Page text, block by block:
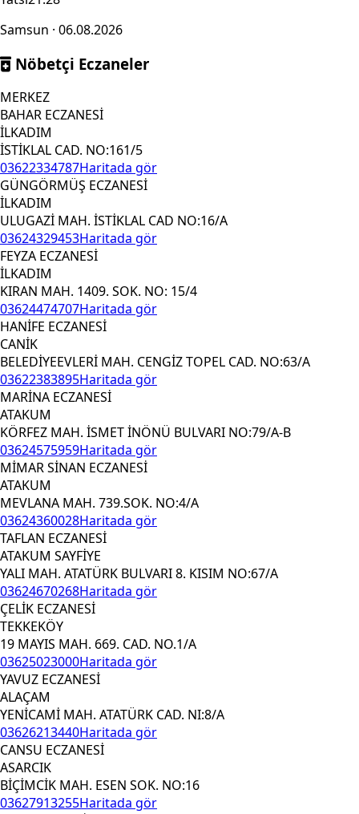
Samsun · 06.08.2026
Nöbetçi Eczaneler
MERKEZ
BAHAR ECZANESİ
İLKADIM
İSTİKLAL CAD. NO:161/5
03622334787Haritada gör
GÜNGÖRMÜŞ ECZANESİ
İLKADIM
ULUGAZİ MAH. İSTİKLAL CAD NO:16/A
03624329453Haritada gör
FEYZA ECZANESİ
İLKADIM
KIRAN MAH. 1409. SOK. NO: 15/4
03624474707Haritada gör
HANİFE ECZANESİ
CANİK
BELEDİYEEVLERİ MAH. CENGİZ TOPEL CAD. NO:63/A
03622383895Haritada gör
MARİNA ECZANESİ
ATAKUM
KÖRFEZ MAH. İSMET İNÖNÜ BULVARI NO:79/A-B
03624575959Haritada gör
MİMAR SİNAN ECZANESİ
ATAKUM
MEVLANA MAH. 739.SOK. NO:4/A
03624360028Haritada gör
TAFLAN ECZANESİ
ATAKUM SAYFİYE
YALI MAH. ATATÜRK BULVARI 8. KISIM NO:67/A
03624670268Haritada gör
ÇELİK ECZANESİ
TEKKEKÖY
19 MAYIS MAH. 669. CAD. NO.1/A
03625023000Haritada gör
YAVUZ ECZANESİ
ALAÇAM
YENİCAMİ MAH. ATATÜRK CAD. NI:8/A
03626213440Haritada gör
CANSU ECZANESİ
ASARCIK
BİÇİMCİK MAH. ESEN SOK. NO:16
03627913255Haritada gör